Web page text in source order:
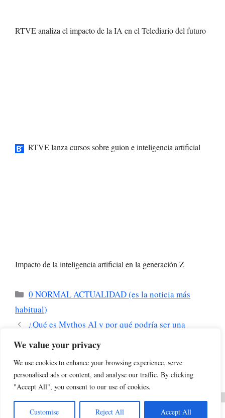
We value your privacy
We use cookies to enhance your browsing experience, serve
personalised ads or content, and analyse our traffic. By clicking
"Accept All", you consent to our use of cookies.
Customise Reject All Accept All
RTVE analiza el impacto de la IA en el Telediario del futuro
RTVE lanza cursos sobre guion e inteligencia artificial
Impacto de la inteligencia artificial en la generación Z
Categorías
0 NORMAL ACTUALIDAD (es la noticia más
habitual)
¿Qué es Mythos AI y por qué podría ser una
amenaza para la ciberseguridad global?
debatieron los miembros y lo que recomendaron leer